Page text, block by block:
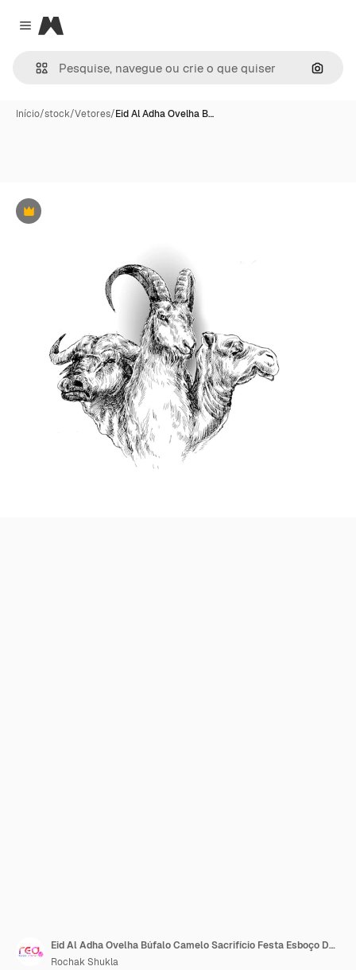
Close menu
Magnific
Início/stock/Vetores/Eid Al Adha Ovelha B…
Premium
Eid Al Adha Ovelha Búfalo Camelo Sacrifício Festa Esboço Desenhado à Mão Ilustração Vetorial
Rochak Shukla